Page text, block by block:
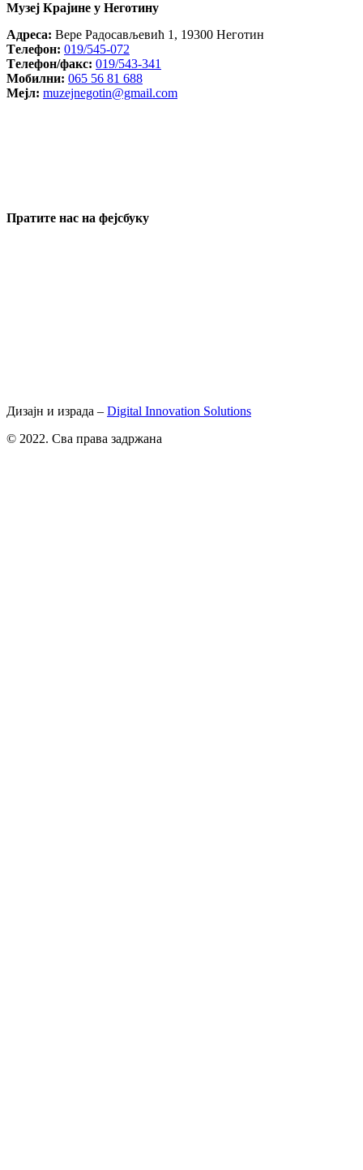
Музеј Крајине у Неготину
Aдреса: Вере Радосављевић 1, 19300 Неготин
Tелефон: 019/545-072
Tелефон/факс: 019/543-341
Mобилни: 065 56 81 688
Mејл: muzejnegotin@gmail.com
Пратите нас на фејсбуку
Дизајн и израда – Digital Innovation Solutions
© 2022. Сва права задржана